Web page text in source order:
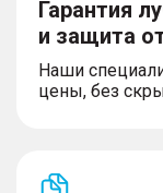
Гарантия
и защита
Наши
цены, без